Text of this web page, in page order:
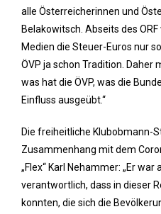
alle Österreicherinnen und
Belakowitsch. Abseits des
Medien die Steuer-Euros nur
ÖVP ja schon Tradition. Daher
was hat die ÖVP, was die
Einfluss ausgeübt.“
Die freiheitliche Klubobmann-
Zusammenhang mit dem
„Flex“ Karl Nehammer: „Er
verantwortlich, dass in dieser
konnten, die sich die